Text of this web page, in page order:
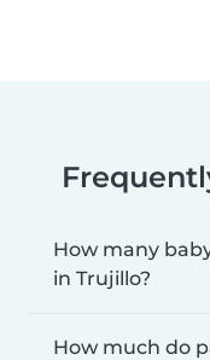
How many
in Trujillo?
How much do